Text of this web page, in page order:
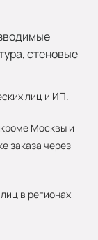
стеновые
лиц и ИП.
Москвы и
заказа через
в регионах